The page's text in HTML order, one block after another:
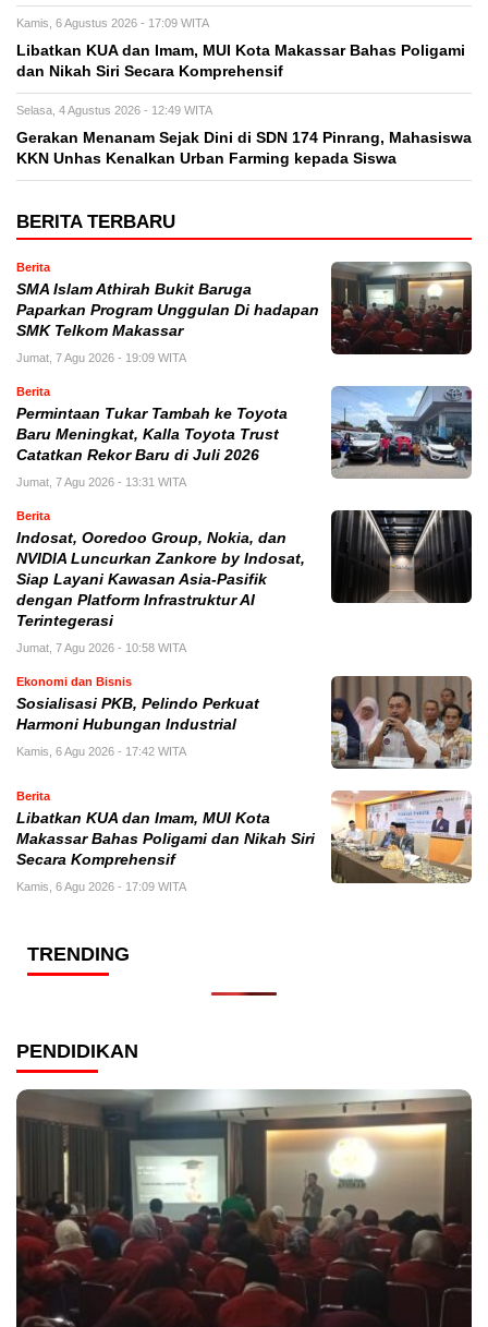
Kamis, 6 Agustus 2026 - 17:09 WITA
Libatkan KUA dan Imam, MUI Kota Makassar Bahas Poligami
dan Nikah Siri Secara Komprehensif
Selasa, 4 Agustus 2026 - 12:49 WITA
Gerakan Menanam Sejak Dini di SDN 174 Pinrang, Mahasiswa
KKN Unhas Kenalkan Urban Farming kepada Siswa
BERITA TERBARU
Berita
SMA Islam Athirah Bukit Baruga
Paparkan Program Unggulan Di hadapan
SMK Telkom Makassar
Jumat, 7 Agu 2026 - 19:09 WITA
Berita
Permintaan Tukar Tambah ke Toyota
Baru Meningkat, Kalla Toyota Trust
Catatkan Rekor Baru di Juli 2026
Jumat, 7 Agu 2026 - 13:31 WITA
Berita
Indosat, Ooredoo Group, Nokia, dan
NVIDIA Luncurkan Zankore by Indosat,
Siap Layani Kawasan Asia-Pasifik
dengan Platform Infrastruktur AI
Terintegerasi
Jumat, 7 Agu 2026 - 10:58 WITA
Ekonomi dan Bisnis
Sosialisasi PKB, Pelindo Perkuat
Harmoni Hubungan Industrial
Kamis, 6 Agu 2026 - 17:42 WITA
Berita
Libatkan KUA dan Imam, MUI Kota
Makassar Bahas Poligami dan Nikah Siri
Secara Komprehensif
Kamis, 6 Agu 2026 - 17:09 WITA
TRENDING
PENDIDIKAN